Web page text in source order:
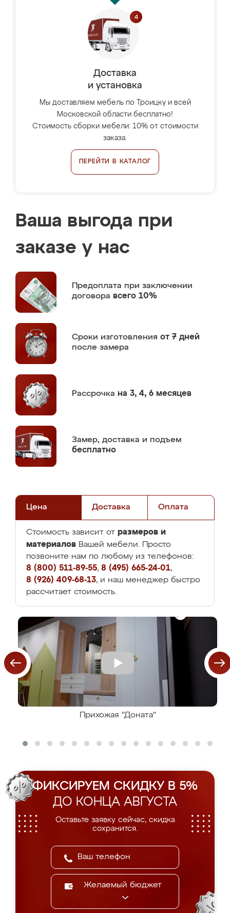
Доставка
и установка
Мы доставляем мебель по Троицку и всей
Московской области бесплатно!
Стоимость сборки мебели: 10% от стоимости
заказа.
ПЕРЕЙТИ В КАТАЛОГ
Ваша выгода при
заказе у нас
Предоплата при заключении
договора всего 10%
Сроки изготовления от 7 дней
после замера
Рассрочка на 3, 4, 6 месяцев
Замер, доставка и подъем
бесплатно
Цена Доставка Оплата
Стоимость зависит от размеров и
материалов Вашей мебели. Просто
позвоните нам по любому из телефонов:
8 (800) 511-89-55, 8 (495) 665-24-01,
8 (926) 409-68-13, и наш менеджер быстро
рассчитает стоимость.
Прихожая "Доната"
ФИКСИРУЕМ СКИДКУ В 5%
ДО КОНЦА АВГУСТА
Оставьте заявку сейчас, скидка
сохранится.
Желаемый бюджет